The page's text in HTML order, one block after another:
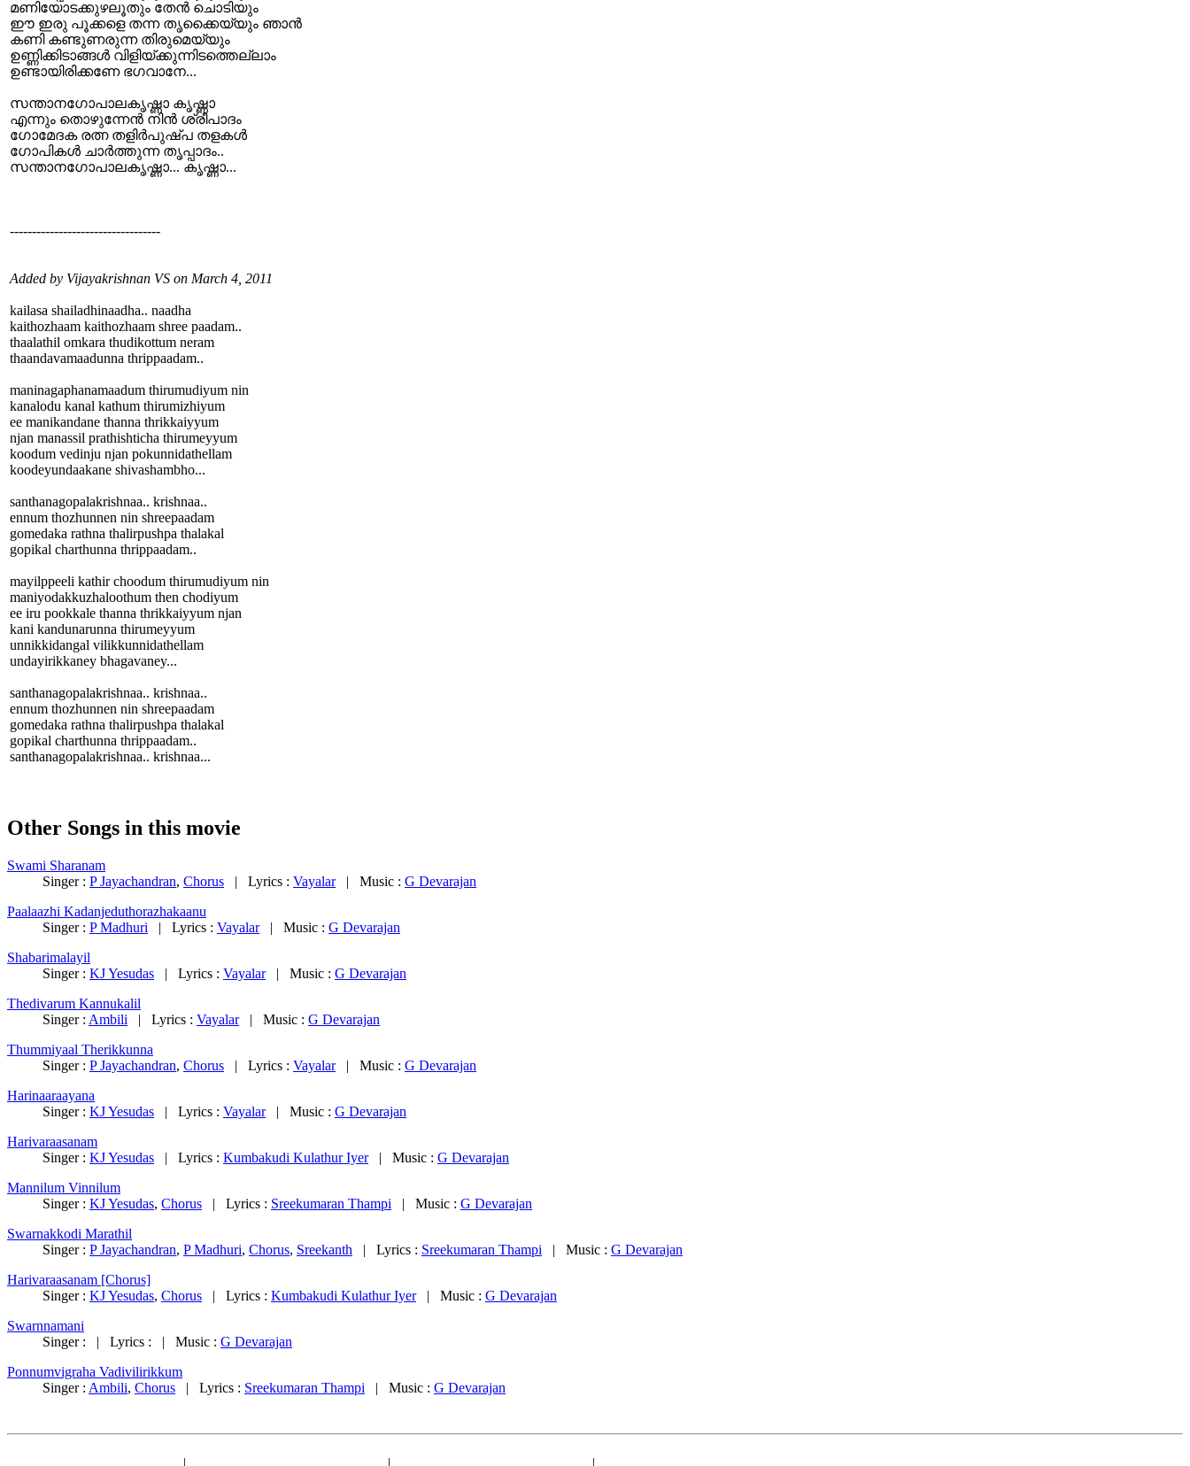
മണിയോടക്കുഴലൂതും തേന്‍ ചൊടിയും
ഈ ഇരു പൂക്കളെ തന്ന തൃക്കൈയ്യും ഞാന്‍
കണി കണ്ടുണരുന്ന തിരുമെയ്യും
ഉണ്ണിക്കിടാങ്ങള്‍ വിളിയ്ക്കുന്നിടത്തെല്ലാം
ഉണ്ടായിരിക്കണേ ഭഗവാനേ...
സന്താനഗോപാലകൃഷ്ണാ കൃഷ്ണാ
എന്നും തൊഴുന്നേന്‍ നിന്‍ ശ്രീപാദം
ഗോമേദക രത്ന തളിര്‍പുഷ്പ തളകള്‍
ഗോപികള്‍ ചാര്‍ത്തുന്ന തൃപ്പാദം..
സന്താനഗോപാലകൃഷ്ണാ... കൃഷ്ണാ...
----------------------------------
Added by Vijayakrishnan VS on March 4, 2011
kailasa shailadhinaadha.. naadha
kaithozhaam kaithozhaam shree paadam..
thaalathil omkara thudikottum neram
thaandavamaadunna thrippaadam..
maninagaphanamaadum thirumudiyum nin
kanalodu kanal kathum thirumizhiyum
ee manikandane thanna thrikkaiyyum
njan manassil prathishticha thirumeyyum
koodum vedinju njan pokunnidathellam
koodeyundaakane shivashambho...
santhanagopalakrishnaa.. krishnaa..
ennum thozhunnen nin shreepaadam
gomedaka rathna thalirpushpa thalakal
gopikal charthunna thrippaadam..
mayilppeeli kathir choodum thirumudiyum nin
maniyodakkuzhaloothum then chodiyum
ee iru pookkale thanna thrikkaiyyum njan
kani kandunarunna thirumeyyum
unnikkidangal vilikkunnidathellam
undayirikkaney bhagavaney...
santhanagopalakrishnaa.. krishnaa..
ennum thozhunnen nin shreepaadam
gomedaka rathna thalirpushpa thalakal
gopikal charthunna thrippaadam..
santhanagopalakrishnaa.. krishnaa...
Other Songs in this movie
Swami Sharanam
Singer : P Jayachandran, Chorus | Lyrics : Vayalar| Music : G Devarajan
Paalaazhi Kadanjeduthorazhakaanu
Singer : P Madhuri | Lyrics : Vayalar| Music : G Devarajan
Shabarimalayil
Singer : KJ Yesudas | Lyrics : Vayalar| Music : G Devarajan
Thedivarum Kannukalil
Singer : Ambili | Lyrics : Vayalar| Music : G Devarajan
Thummiyaal Therikkunna
Singer : P Jayachandran, Chorus | Lyrics : Vayalar| Music : G Devarajan
Harinaaraayana
Singer : KJ Yesudas | Lyrics : Vayalar| Music : G Devarajan
Harivaraasanam
Singer : KJ Yesudas | Lyrics : Kumbakudi Kulathur Iyer| Music : G Devarajan
Mannilum Vinnilum
Singer : KJ Yesudas, Chorus | Lyrics : Sreekumaran Thampi | Music : G Devarajan
Swarnakkodi Marathil
Singer : P Jayachandran, P Madhuri, Chorus, Sreekanth | Lyrics : Sreekumaran Thampi | Music : G Devarajan
Harivaraasanam [Chorus]
Singer : KJ Yesudas, Chorus | Lyrics : Kumbakudi Kulathur Iyer| Music : G Devarajan
Swarnnamani
Singer : | Lyrics : | Music : G Devarajan
Ponnumvigraha Vadivilirikkum
Singer : Ambili, Chorus | Lyrics : Sreekumaran Thampi | Music : G Devarajan